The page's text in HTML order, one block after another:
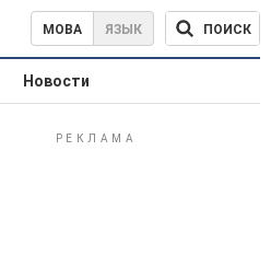
МОВА ЯЗЫК ПОИСК
Новости